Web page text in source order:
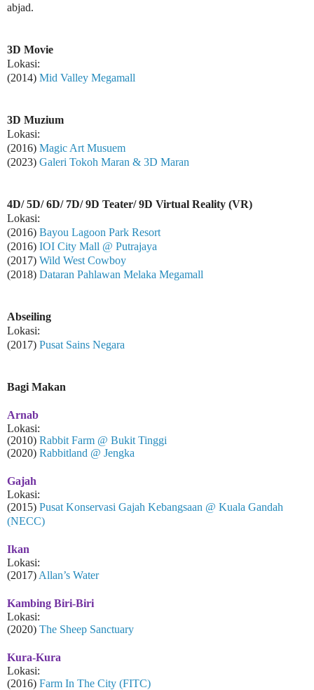
abjad.
3D Movie
Lokasi:
(2014) Mid Valley Megamall
3D Muzium
Lokasi:
(2016) Magic Art Musuem
(2023) Galeri Tokoh Maran & 3D Maran
4D/ 5D/ 6D/ 7D/ 9D Teater/ 9D Virtual Reality (VR)
Lokasi:
(2016) Bayou Lagoon Park Resort
(2016) IOI City Mall @ Putrajaya
(2017) Wild West Cowboy
(2018) Dataran Pahlawan Melaka Megamall
Abseiling
Lokasi:
(2017) Pusat Sains Negara
Bagi Makan
Arnab
Lokasi:
(2010) Rabbit Farm @ Bukit Tinggi
(2020) Rabbitland @ Jengka
Gajah
Lokasi:
(2015) Pusat Konservasi Gajah Kebangsaan @ Kuala Gandah
(NECC)
Ikan
Lokasi:
(2017) Allan’s Water
Kambing Biri-Biri
Lokasi:
(2020) The Sheep Sanctuary
Kura-Kura
Lokasi:
(2016) Farm In The City (FITC)